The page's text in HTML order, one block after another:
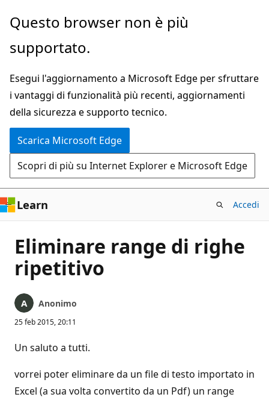
Ignora
passa
contenuto
principale
Questo browser non è più
supportato.
Esegui l'aggiornamento a Microsoft Edge per sfruttare
i vantaggi di funzionalità più recenti, aggiornamenti
della sicurezza e supporto tecnico.
Scarica Microsoft Edge
Scopri di più su Internet Explorer e Microsoft Edge
Learn Accedi
Eliminare range di righe
ripetitivo
Anonimo
25 feb 2015, 20:11
Un saluto a tutti.
vorrei poter eliminare da un file di testo importato in
Excel (a sua volta convertito da un Pdf) un range